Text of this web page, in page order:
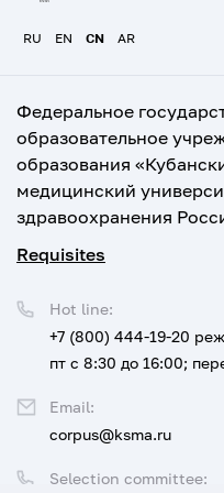
RU EN CN AR
Федеральное
образовательное
образования
медицинский
здравоохранения
Requisites
Selection committee:
Hot line:
+7 (800) 444-19-20
пт с 8:30 до 16:00;
Email:
corpus@ksma.ru